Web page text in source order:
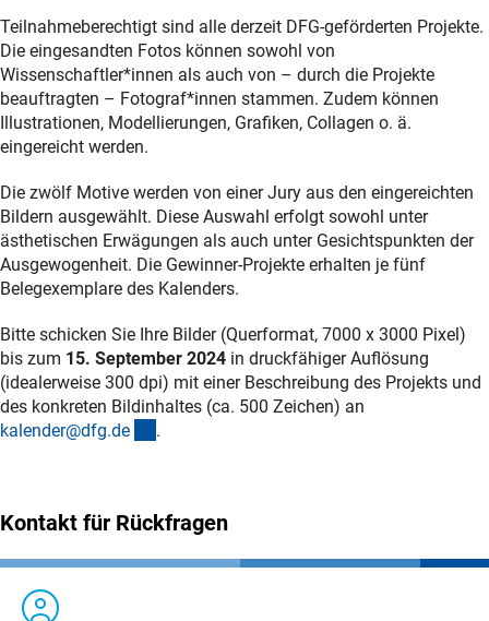
Teilnahmeberechtigt sind alle derzeit DFG-geförderten Projekte.
Die eingesandten Fotos können sowohl von
Wissenschaftler*innen als auch von – durch die Projekte
beauftragten – Fotograf*innen stammen. Zudem können
Illustrationen, Modellierungen, Grafiken, Collagen o. ä.
eingereicht werden.
Die zwölf Motive werden von einer Jury aus den eingereichten
Bildern ausgewählt. Diese Auswahl erfolgt sowohl unter
ästhetischen Erwägungen als auch unter Gesichtspunkten der
Ausgewogenheit. Die Gewinner-Projekte erhalten je fünf
Belegexemplare des Kalenders.
Bitte schicken Sie Ihre Bilder (Querformat, 7000 x 3000 Pixel)
bis zum 15. September 2024 in druckfähiger Auflösung
(idealerweise 300 dpi) mit einer Beschreibung des Projekts und
des konkreten Bildinhaltes (ca. 500 Zeichen) an
kalender@dfg.de .
Kontakt für Rückfragen